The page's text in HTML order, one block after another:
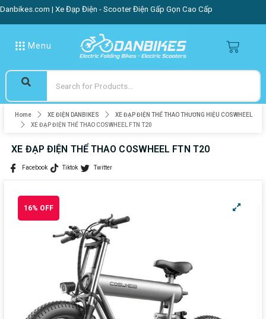
Danbikes.com | Xe Đạp Điện - Scooter Điện Gấp Gọn Cao Cấp
Menu
Home XE ĐIỆN DANBIKES
XE ĐẠP ĐIỆN THỂ THAO THƯƠNG HIỆU COSWHEEL
XE ĐẠP ĐIỆN THỂ THAO COSWHEEL FTN T20
XE ĐẠP ĐIỆN THỂ THAO COSWHEEL FTN T20
Facebook Tiktok Twitter
16% OFF